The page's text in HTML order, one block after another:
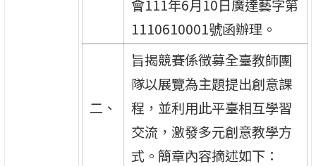
會111年6月10日廣達藝字第
1110610001號函辦理。
二、
旨揭競賽係徵募全臺教師團
隊以展覽為主題提出創意課
程，並利用此平臺相互學習
交流，激發多元創意教學方
式。簡章內容摘述如下：